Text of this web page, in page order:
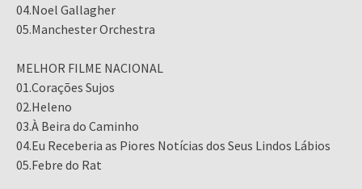
04.Noel Gallagher
05.Manchester Orchestra
MELHOR FILME NACIONAL
01.Corações Sujos
02.Heleno
03.À Beira do Caminho
04.Eu Receberia as Piores Notícias dos Seus Lindos Lábios
05.Febre do Rat